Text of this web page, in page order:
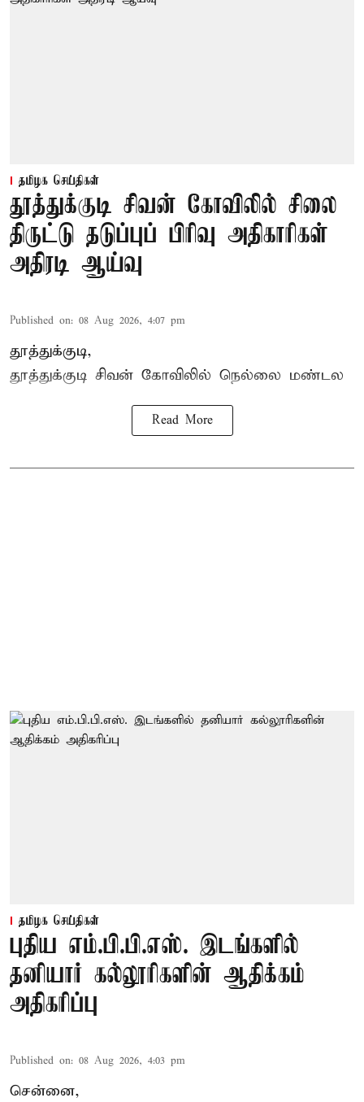
தமிழக செய்திகள்
தூத்துக்குடி சிவன் கோவிலில் சிலை
திருட்டு தடுப்புப் பிரிவு அதிகாரிகள்
அதிரடி ஆய்வு
Published on: 08 Aug 2026, 4:07 pm
தூத்துக்குடி,
தூத்துக்குடி சிவன் கோவிலில் நெல்லை மண்டல
Read More
தமிழக செய்திகள்
புதிய எம்.பி.பி.எஸ். இடங்களில்
தனியார் கல்லூரிகளின் ஆதிக்கம்
அதிகரிப்பு
Published on: 08 Aug 2026, 4:03 pm
சென்னை,